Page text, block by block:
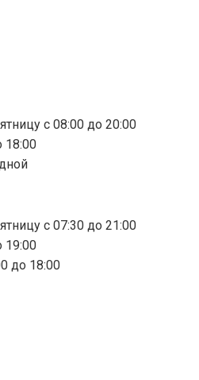
с 08:00 до 20:00
18:00
с 07:30 до 21:00
19:00
до 18:00